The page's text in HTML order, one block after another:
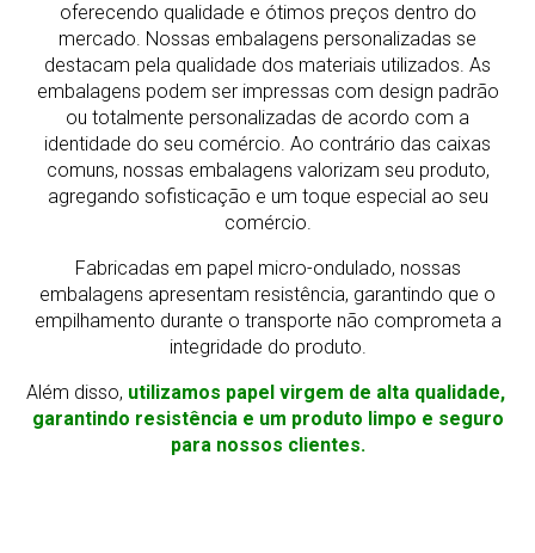
oferecendo qualidade e ótimos preços dentro do
mercado. Nossas embalagens personalizadas se
destacam pela qualidade dos materiais utilizados. As
embalagens podem ser impressas com design padrão
ou totalmente personalizadas de acordo com a
identidade do seu comércio. Ao contrário das caixas
comuns, nossas embalagens valorizam seu produto,
agregando sofisticação e um toque especial ao seu
comércio.
Fabricadas em papel micro-ondulado, nossas
embalagens apresentam resistência, garantindo que o
empilhamento durante o transporte não comprometa a
integridade do produto.
Além disso, utilizamos papel virgem de alta qualidade,
garantindo resistência e um produto limpo e seguro
para nossos clientes.